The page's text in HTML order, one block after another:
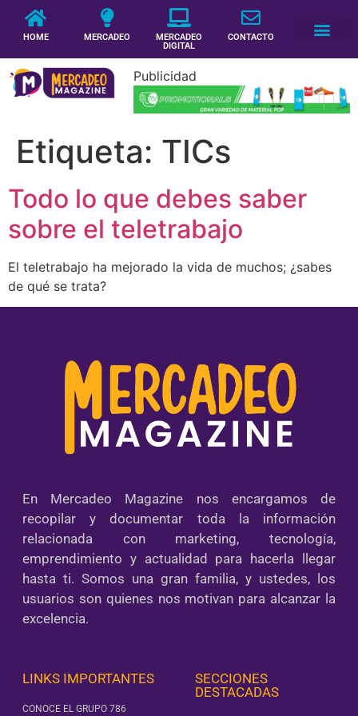
HOME MERCADEO
MERCADEO
DIGITAL
CONTACTO
Publicidad
Etiqueta: TICs
Todo lo que debes saber
sobre el teletrabajo
El teletrabajo ha mejorado la vida de muchos; ¿sabes
de qué se trata?
En Mercadeo Magazine nos encargamos de
recopilar y documentar toda la información
relacionada con marketing, tecnología,
emprendimiento y actualidad para hacerla llegar
hasta ti. Somos una gran familia, y ustedes, los
usuarios son quienes nos motivan para alcanzar la
excelencia.
LINKS IMPORTANTES
CONOCE EL GRUPO 786
SECCIONES
DESTACADAS